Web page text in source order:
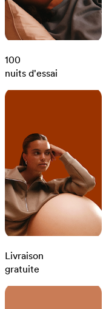
100
nuits d'essai
Livraison
gratuite